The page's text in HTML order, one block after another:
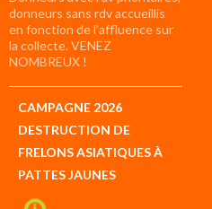
donneurs sans rdv accueillis
en fonction de l’affluence sur
la collecte. VENEZ
NOMBREUX !
CAMPAGNE 2026
DESTRUCTION DE
FRELONS ASIATIQUES À
PATTES JAUNES